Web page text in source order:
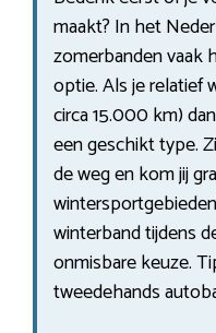
maakt? In het
zomerbanden vaak
optie. Als je relatief
circa 15.000 km)
een geschikt type.
de weg en kom jij
winterband tijdens
onmisbare keuze.
tweedehands